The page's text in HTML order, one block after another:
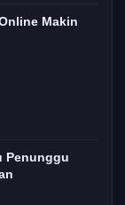
Makin
Penunggu